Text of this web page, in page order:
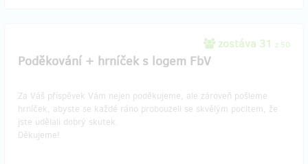
zostáva 31 z 50
Poděkování + hrníček s logem FbV
Za Váš příspěvek Vám nejen poděkujeme, ale zároveň pošleme
hrníček, abyste se každé ráno probouzeli se skvělým pocitem, že
jste udělali dobrý skutek.
Děkujeme!